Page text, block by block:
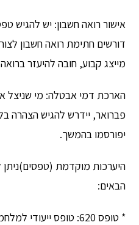
אישור רואה חשבון: יש להגיש
דורשים חתימת רואה חשבון
מייצג קבוע, חובה להיעזר
הארכת דמי אבטלה: מי שניצל
פברואר, יידרש להגיש הצהרה
יפורסמו בהמשך.
היערכות מוקדמת
הבאים:
* טופס 620: טופס